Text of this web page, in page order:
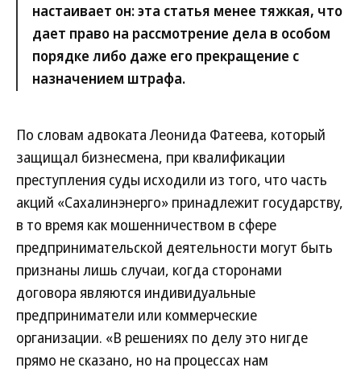
настаивает он: эта статья менее тяжкая, что
дает право на рассмотрение дела в особом
порядке либо даже его прекращение с
назначением штрафа.
По словам адвоката Леонида Фатеева, который
защищал бизнесмена, при квалификации
преступления суды исходили из того, что часть
акций «Сахалинэнерго» принадлежит государству,
в то время как мошенничеством в сфере
предпринимательской деятельности могут быть
признаны лишь случаи, когда сторонами
договора являются индивидуальные
предприниматели или коммерческие
организации. «В решениях по делу это нигде
прямо не сказано, но на процессах нам